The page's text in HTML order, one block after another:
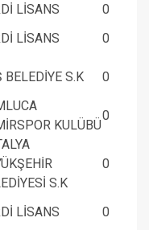
LİSANS
0
LİSANS 0
BELEDİYE S.K 0
KULÜBÜ
0
S.K
0
LİSANS
0